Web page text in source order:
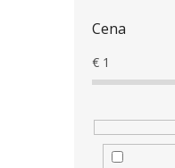
Cena
€ 1